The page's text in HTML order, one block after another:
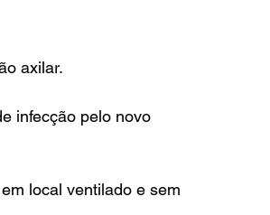
axilar.
infecção pelo novo
local ventilado e sem